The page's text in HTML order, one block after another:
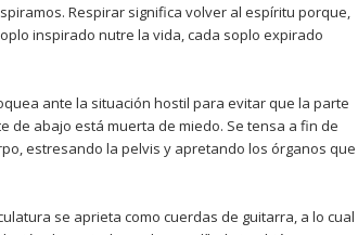
Respirar significa volver al espíritu porque,
inspirado nutre la vida, cada soplo expirado
ante la situación hostil para evitar que la parte
abajo está muerta de miedo. Se tensa a fin de
estresando la pelvis y apretando los órganos que
se aprieta como cuerdas de guitarra, a lo cual